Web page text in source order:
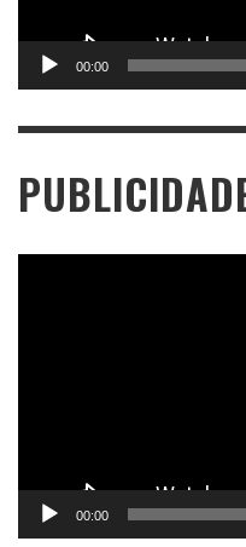
00:00
00:00